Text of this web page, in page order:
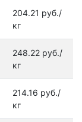
204.21 руб./
кг
248.22 руб./
кг
214.16 руб./
кг